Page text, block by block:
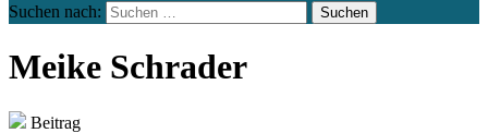
Suchen nach:
Meike Schrader
Beitrag